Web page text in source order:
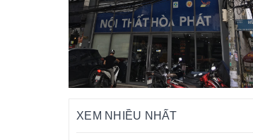
XEM NHIỀU NHẤT